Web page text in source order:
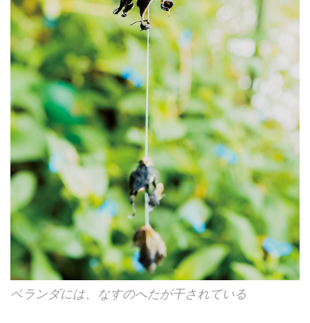
ベランダには、なすのへたが干されている